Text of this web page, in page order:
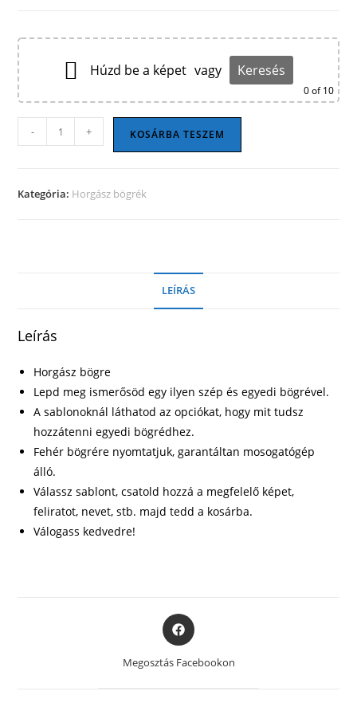
Húzd be a képet vagy Keresés
0of 10
Horgász
bögre
mennyiség
- + KOSÁRBA TESZEM
Kategória: Horgász bögrék
LEÍRÁS
Leírás
Horgász bögre
Lepd meg ismerősöd egy ilyen szép és egyedi bögrével.
A sablonoknál láthatod az opciókat, hogy mit tudsz
hozzátenni egyedi bögrédhez.
Fehér bögrére nyomtatjuk, garantáltan mosogatógép
álló.
Válassz sablont, csatold hozzá a megfelelő képet,
feliratot, nevet, stb. majd tedd a kosárba.
Válogass kedvedre!
Opens
in
a
Megosztás Facebookon